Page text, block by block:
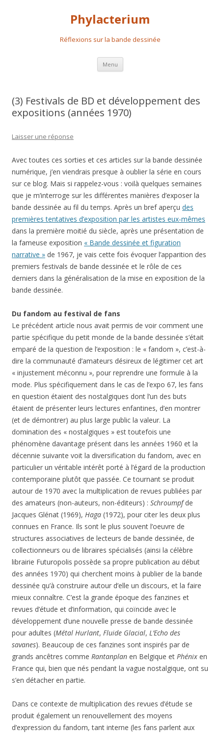
Phylacterium
Réflexions sur la bande dessinée
Menu Aller
contenu
(3) Festivals de BD et développement des
expositions (années 1970)
Laisser une réponse
Avec toutes ces sorties et ces articles sur la bande dessinée
numérique, j’en viendrais presque à oublier la série en cours
sur ce blog. Mais si rappelez-vous : voilà quelques semaines
que je m’interroge sur les différentes manières d’exposer la
bande dessinée au fil du temps. Après un bref aperçu des
premières tentatives d’exposition par les artistes eux-mêmes
dans la première moitié du siècle, après une présentation de
la fameuse exposition « Bande dessinée et figuration
narrative » de 1967, je vais cette fois évoquer l’apparition des
premiers festivals de bande dessinée et le rôle de ces
derniers dans la généralisation de la mise en exposition de la
bande dessinée.
Du fandom au festival de fans
Le précédent article nous avait permis de voir comment une
partie spécifique du petit monde de la bande dessinée s’était
emparé de la question de l’exposition : le « fandom », c’est-à-
dire la communauté d’amateurs désireux de légitimer cet art
« injustement méconnu », pour reprendre une formule à la
mode. Plus spécifiquement dans le cas de l’expo 67, les fans
en question étaient des nostalgiques dont l’un des buts
étaient de présenter leurs lectures enfantines, d’en montrer
(et de démontrer) au plus large public la valeur. La
domination des « nostalgiques » est toutefois une
phénomène davantage présent dans les années 1960 et la
décennie suivante voit la diversification du fandom, avec en
particulier un véritable intérêt porté à l’égard de la production
contemporaine plutôt que passée. Ce tournant se produit
autour de 1970 avec la multiplication de revues publiées par
des amateurs (non-auteurs, non-éditeurs) : Schroumpfde
Jacques Glénat (1969), Haga (1972), pour citer les deux plus
connues en France. Ils sont le plus souvent l’oeuvre de
structures associatives de lecteurs de bande dessinée, de
collectionneurs ou de libraires spécialisés (ainsi la célèbre
librairie Futuropolis possède sa propre publication au début
des années 1970) qui cherchent moins à publier de la bande
dessinée qu’à construire autour d’elle un discours, et la faire
mieux connaître. C’est la grande époque des fanzines et
revues d’étude et d’information, qui coïncide avec le
développement d’une nouvelle presse de bande dessinée
pour adultes (Métal Hurlant, Fluide Glacial, L’Echo des
savanes). Beaucoup de ces fanzines sont inspirés par de
grands ancêtres comme Rantanplan en Belgique et Phénix en
France qui, bien que nés pendant la vague nostalgique, ont su
s’en détacher en partie.
Dans ce contexte de multiplication des revues d’étude se
produit également un renouvellement des moyens
d’expression du fandom, tant interne (les fans parlent aux